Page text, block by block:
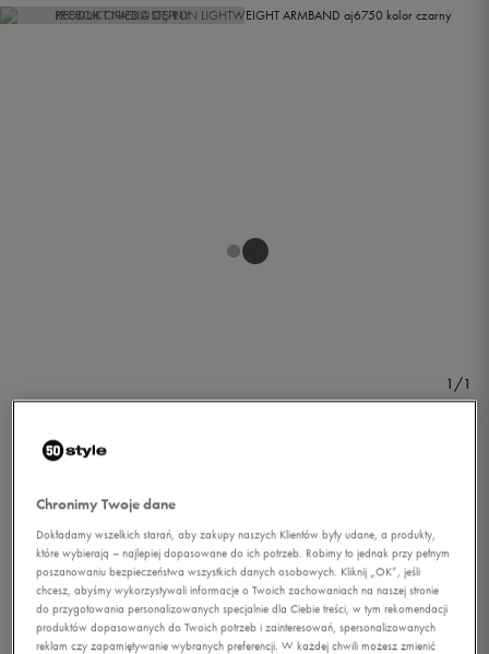
PRODUKT NIEDOSTĘPNY
1/1
REEBOK OPASKA OS RUN
LIGHTWEIGHT ARMBAND
0.0(0)
złz Vat
Chronimy Twoje dane
Dokładamy wszelkich starań, aby zakupy naszych Klientów były udane, a produkty,
które wybierają – najlepiej dopasowane do ich potrzeb. Robimy to jednak przy pełnym
poszanowaniu bezpieczeństwa wszystkich danych osobowych. Kliknij „OK”, jeśli
chcesz, abyśmy wykorzystywali informacje o Twoich zachowaniach na naszej stronie
do przygotowania personalizowanych specjalnie dla Ciebie treści, w tym rekomendacji
produktów dopasowanych do Twoich potrzeb i zainteresowań, spersonalizowanych
reklam czy zapamiętywanie wybranych preferencji. W każdej chwili możesz zmienić